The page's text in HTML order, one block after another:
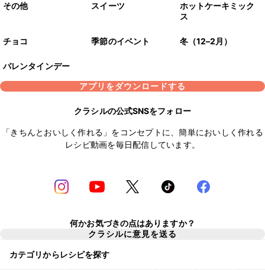
その他 スイーツ
ホットケーキミック
ス
チョコ 季節のイベント 冬（12–2月）
バレンタインデー
アプリをダウンロードする
クラシルの公式SNSをフォロー
「きちんとおいしく作れる」をコンセプトに、簡単においしく作れる
レシピ動画を毎日配信しています。
何かお気づきの点はありますか？
クラシルに意見を送る
カテゴリからレシピを探す